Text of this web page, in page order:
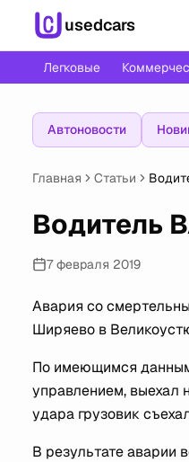
usedcars
Легковые
Автоновости
Главная Статьи
Водитель
7 февраля 2019
Авария со
Ширяево в
По имеющимся
управлением, выехал
удара грузовик
В результате аварии